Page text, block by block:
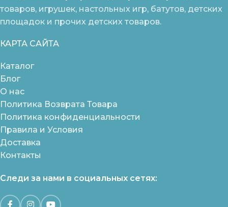
товаров, игрушек, настольных игр, батутов, детских
площадок и прочих детских товаров.
КАРТА САЙТА
Каталог
Блог
О нас
Политика Возврата Товара
Политика конфиденциальности
Правила и Условия
Доставка
Контакты
Следи за нами в социальных сетях: